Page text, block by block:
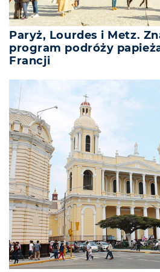
Paryż, Lourdes i Metz.
program podróży
Francji